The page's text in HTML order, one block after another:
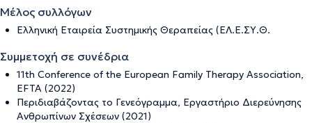
Μέλος συλλόγων
Ελληνική Εταιρεία Συστημικής Θεραπείας (ΕΛ.Ε.ΣΥ.Θ.
Συμμετοχή σε συνέδρια
11th Conference of the European Family Therapy Association,
EFTA (2022)
Περιδιαβάζοντας το Γενεόγραμμα, Εργαστήριο Διερεύνησης
Ανθρωπίνων Σχέσεων (2021)